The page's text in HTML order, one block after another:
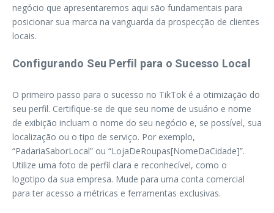
negócio que apresentaremos aqui são fundamentais para
posicionar sua marca na vanguarda da prospecção de clientes
locais.
Configurando Seu Perfil para o Sucesso Local
O primeiro passo para o sucesso no TikTok é a otimização do
seu perfil. Certifique-se de que seu nome de usuário e nome
de exibição incluam o nome do seu negócio e, se possível, sua
localização ou o tipo de serviço. Por exemplo,
“PadariaSaborLocal” ou “LojaDeRoupas[NomeDaCidade]”.
Utilize uma foto de perfil clara e reconhecível, como o
logotipo da sua empresa. Mude para uma conta comercial
para ter acesso a métricas e ferramentas exclusivas.